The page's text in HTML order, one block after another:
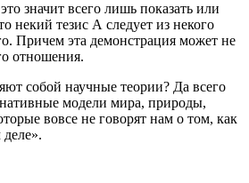
значит всего лишь показать или
некий тезис А следует из некого
Причем эта демонстрация может не
отношения.
собой научные теории? Да всего
модели мира, природы,
вовсе не говорят нам о том, как